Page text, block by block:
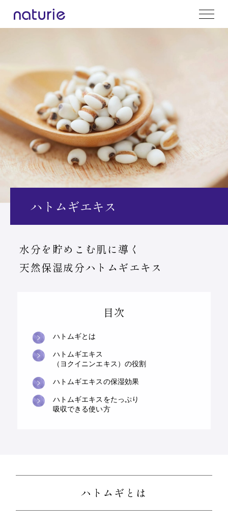
ハトムギエキス
水分を貯めこむ肌に導く
天然保湿成分ハトムギエキス
目次
ハトムギとは
ハトムギエキス
（ヨクイニンエキス）の役割
ハトムギエキスの保湿効果
ハトムギエキスをたっぷり
吸収できる使い方
ハトムギとは